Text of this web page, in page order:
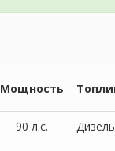
Мощность
90 л.с. Дизель